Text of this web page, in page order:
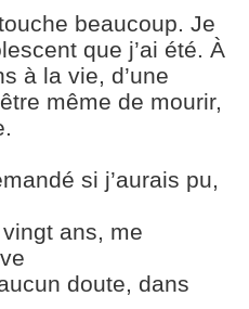
beaucoup. Je
que j’ai été. À
à la vie, d’une
même de mourir,
si j’aurais pu,
ans, me
doute, dans